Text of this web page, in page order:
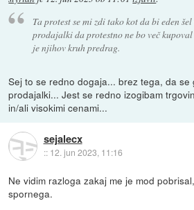
Ta protest se mi zdi tako kot da bi eden
prodajalki da protestno ne bo več
je njihov kruh predrag.
Sej to se redno dogaja... brez tega, da
prodajalki... Jest se redno izogibam
in/ali visokimi cenami...
sejalecx
:: 12. jun 2023, 11:16
Ne vidim razloga zakaj me je mod
spornega.